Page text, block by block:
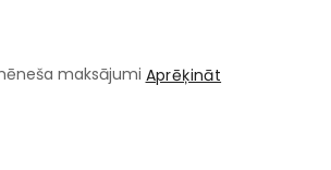
maksājumi Aprēķināt